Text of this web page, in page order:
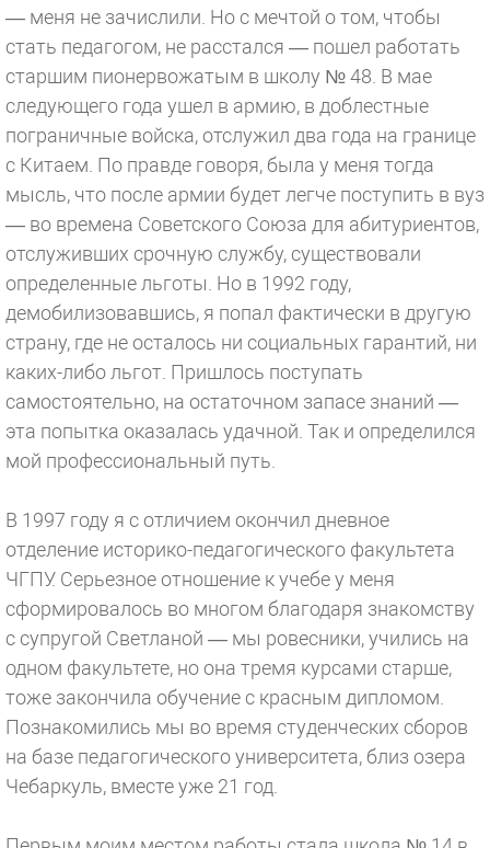
— меня не зачислили. Но с мечтой о том, чтобы
стать педагогом, не расстался — пошел работать
старшим пионервожатым в школу № 48. В мае
следующего года ушел в армию, в доблестные
пограничные войска, отслужил два года на границе
с Китаем. По правде говоря, была у меня тогда
мысль, что после армии будет легче поступить в вуз
— во времена Советского Союза для абитуриентов,
отслуживших срочную службу, существовали
определенные льготы. Но в 1992 году,
демобилизовавшись, я попал фактически в другую
страну, где не осталось ни социальных гарантий, ни
каких-либо льгот. Пришлось поступать
самостоятельно, на остаточном запасе знаний —
эта попытка оказалась удачной. Так и определился
мой профессиональный путь.
В 1997 году я с отличием окончил дневное
отделение историко-педагогического факультета
ЧГПУ. Серьезное отношение к учебе у меня
сформировалось во многом благодаря знакомству
с супругой Светланой — мы ровесники, учились на
одном факультете, но она тремя курсами старше,
тоже закончила обучение с красным дипломом.
Познакомились мы во время студенческих сборов
на базе педагогического университета, близ озера
Чебаркуль, вместе уже 21 год.